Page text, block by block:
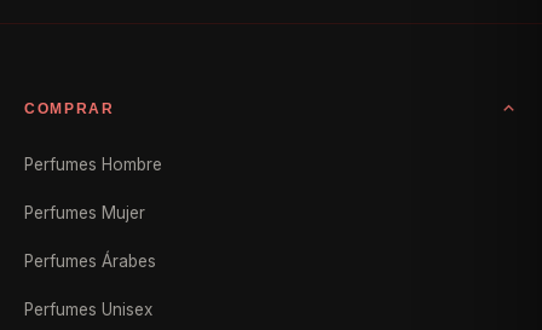
COMPRAR
Perfumes Hombre
Perfumes Mujer
Perfumes Árabes
Perfumes Unisex